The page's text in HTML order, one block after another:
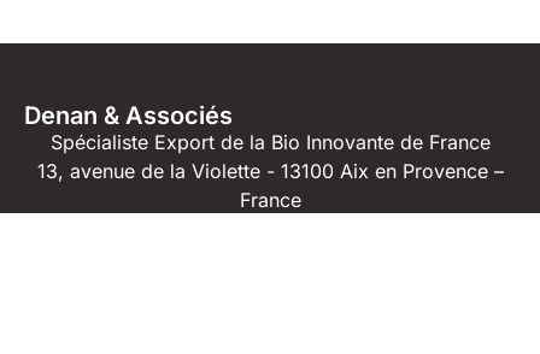
Denan & Associés
Spécialiste Export de la Bio Innovante de France
13, avenue de la Violette - 13100 Aix en Provence –
France